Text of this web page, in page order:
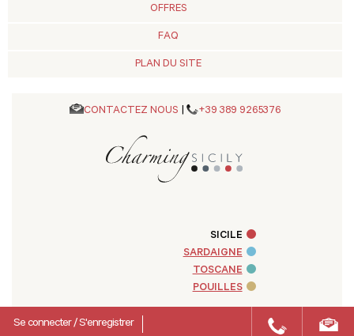
OFFRES
FAQ
PLAN DU SITE
CONTACTEZ NOUS | +39 389 9265376
SICILE
SARDAIGNE
TOSCANE
POUILLES
Se connecter/S'enregistrer